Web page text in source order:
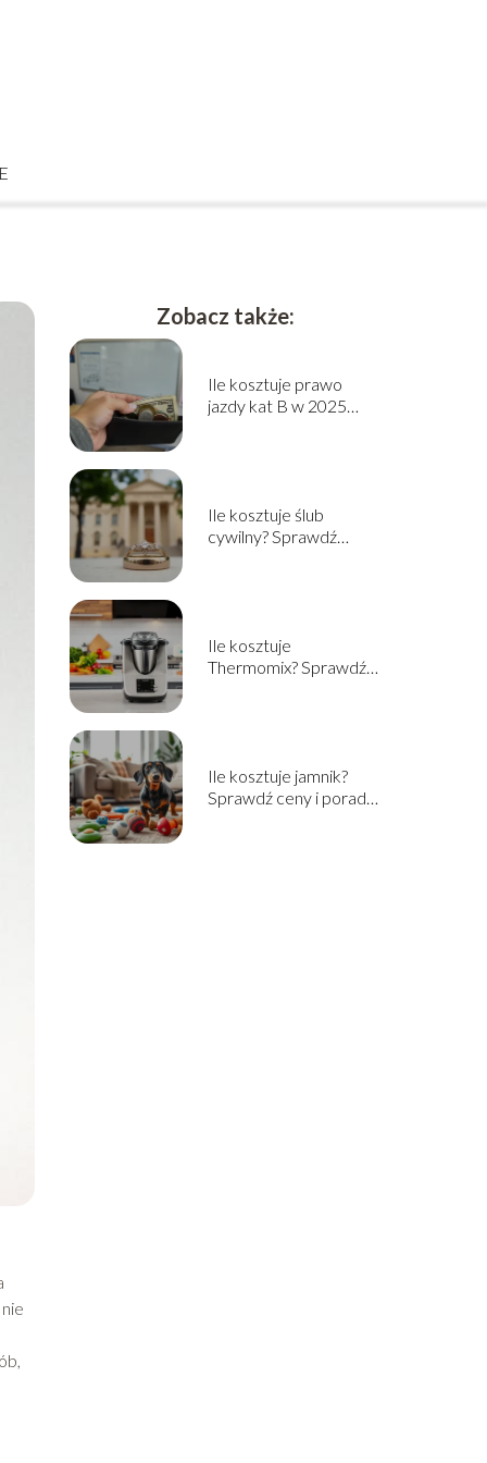
Zobacz także:
Ile kosztuje prawo
jazdy kat B w 2025
Ile kosztuje ślub
cywilny? Sprawdź
Ile kosztuje
Thermomix? Sprawdź
Ile kosztuje jamnik?
Sprawdź ceny i porady